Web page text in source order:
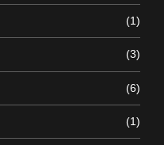
(1)
(3)
(6)
(1)